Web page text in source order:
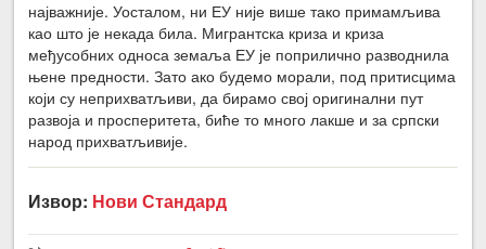
најважније. Уосталом, ни ЕУ није више тако примамљива
као што је некада била. Мигрантска криза и криза
међусобних односа земаља ЕУ је поприлично разводнила
њене предности. Зато ако будемо морали, под притисцима
који су неприхватљиви, да бирамо свој оригинални пут
развоја и просперитета, биће то много лакше и за српски
народ прихватљивије.
Извор: Нови Стандард